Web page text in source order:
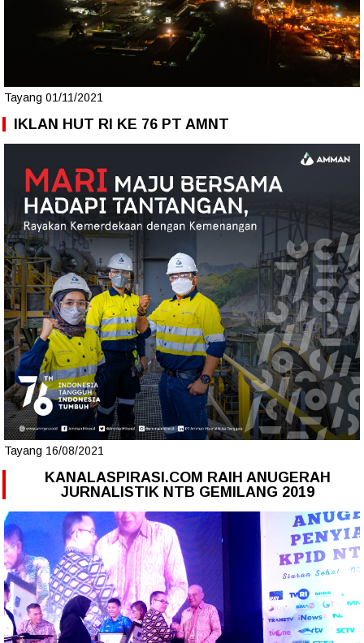
Tayang 01/11/2021
IKLAN HUT RI KE 76 PT AMNT
Tayang 16/08/2021
KANALASPIRASI.COM RAIH ANUGERAH
JURNALISTIK NTB GEMILANG 2019